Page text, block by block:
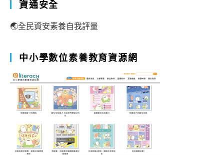
資通安全
🌏全民資安素養自我評量
中小學數位素養教育資源網